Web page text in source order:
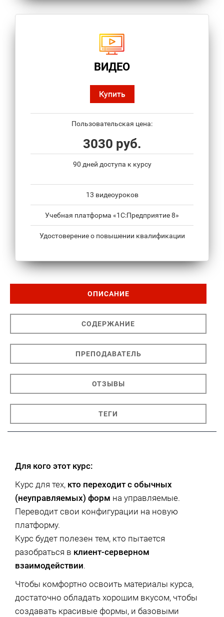
ВИДЕО
Купить
Пользовательская цена:
3030 руб.
90 дней доступа к курсу
13 видеоуроков
Учебная платформа «1С:Предприятие 8»
Удостоверение о повышении квалификации
ОПИСАНИЕ
СОДЕРЖАНИЕ
ПРЕПОДАВАТЕЛЬ
ОТЗЫВЫ
ТЕГИ
Для кого этот курс:
Курс для тех, кто переходит с обычных
(неуправляемых) форм на управляемые.
Переводит свои конфигурации на новую
платформу.
Курс будет полезен тем, кто пытается
разобраться в клиент-серверном
взаимодействии.
Чтобы комфортно освоить материалы курса,
достаточно обладать хорошим вкусом, чтобы
создавать красивые формы, и базовыми